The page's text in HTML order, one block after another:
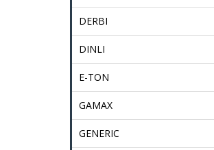
DERBI
DINLI
E-TON
GAMAX
GENERIC